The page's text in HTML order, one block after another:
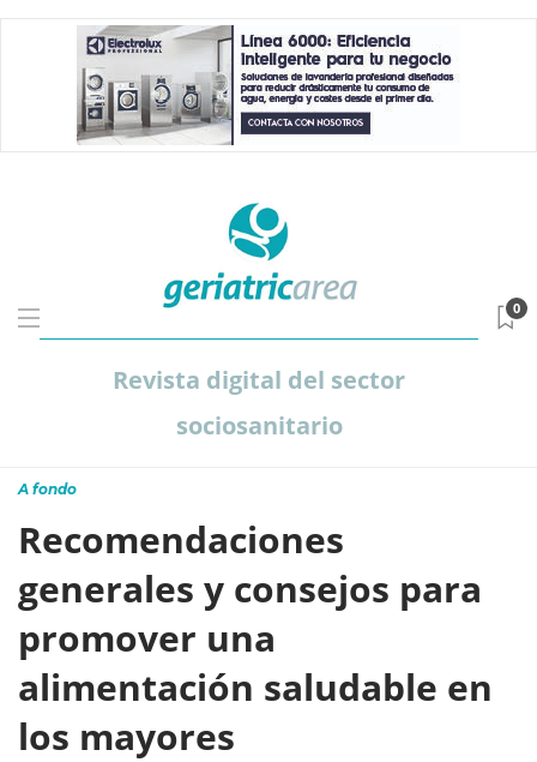
Revista digital del sector
sociosanitario
0
A fondo
Recomendaciones
generales y consejos para
promover una
alimentación saludable en
los mayores